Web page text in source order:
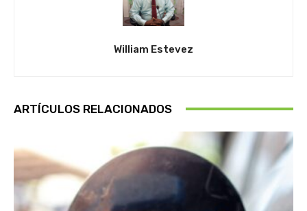
William Estevez
ARTÍCULOS RELACIONADOS